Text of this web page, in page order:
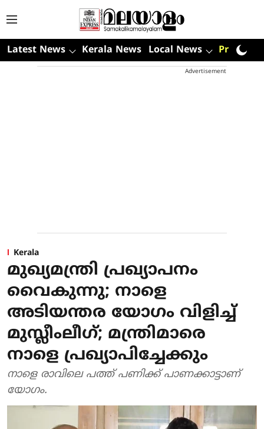
Latest News Kerala News Local News Premium
Advertisement
Kerala
മുഖ്യമന്ത്രി പ്രഖ്യാപനം
വൈകുന്നു; നാളെ
അടിയന്തര യോഗം വിളിച്ച്
മുസ്ലീംലീഗ്; മന്ത്രിമാരെ
നാളെ പ്രഖ്യാപിച്ചേക്കും
നാളെ രാവിലെ പത്ത് പണിക്ക് പാണക്കാട്ടാണ്
യോഗം.